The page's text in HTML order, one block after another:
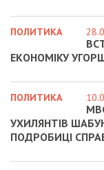
ПОЛИТИКА
ЕКОНОМІКУ
ПОЛИТИКА
УХИЛЯНТІВ
ПОДРОБИЦІ